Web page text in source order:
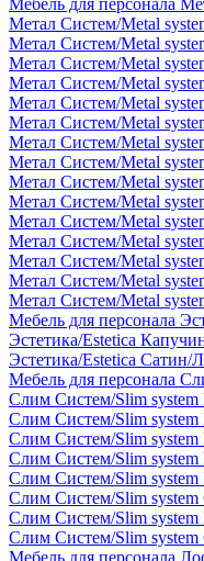
Мебель для персонала
Метал Систем/Metal
Метал Систем/Metal
Метал Систем/Metal
Метал Систем/Metal
Метал Систем/Metal
Метал Систем/Metal
Метал Систем/Metal
Метал Систем/Metal
Метал Систем/Metal
Метал Систем/Metal
Метал Систем/Metal
Метал Систем/Metal
Метал Систем/Metal
Метал Систем/Metal
Метал Систем/Metal
Мебель для персонала
Эстетика/Estetica
Эстетика/Estetica Сатин/
Мебель для персонала
Слим Систем/Slim
Слим Систем/Slim
Слим Систем/Slim
Слим Систем/Slim
Слим Систем/Slim
Слим Систем/Slim
Слим Систем/Slim
Слим Систем/Slim
Мебель для персонала